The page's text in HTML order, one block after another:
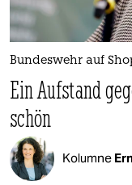
Bundeswehr auf
Ein Aufstand
schön
Kolumne